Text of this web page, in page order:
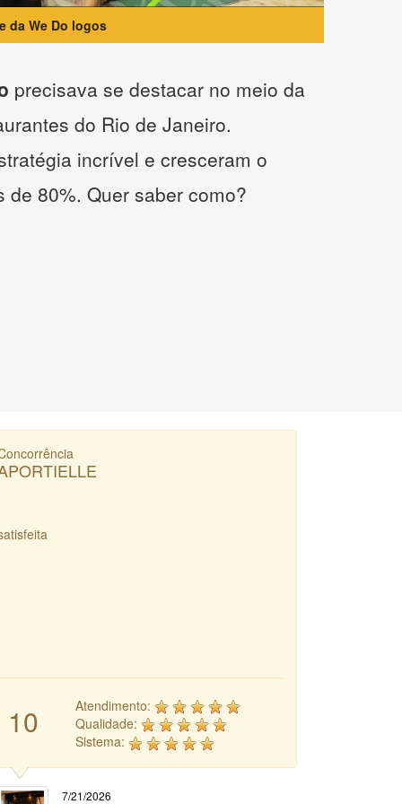
da We Do logos
precisava se destacar no meio da
do Rio de Janeiro.
incrível e cresceram o
de 80%. Quer saber como?
10
Atendimento:
Qualidade:
Sistema:
7/21/2026